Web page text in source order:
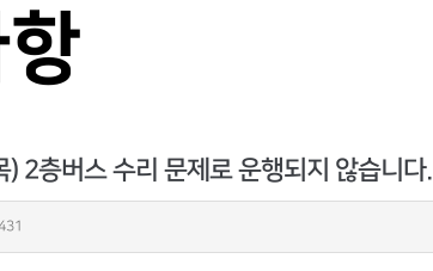
2층버스 수리 문제로 운행되지 않습니다.